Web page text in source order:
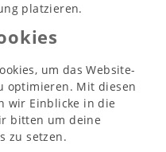
platzieren.
um das Website-
optimieren. Mit diesen
wir Einblicke in die
bitten um deine
zu setzen.